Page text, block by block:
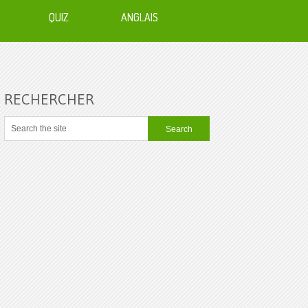
QUIZ ANGLAIS
RECHERCHER